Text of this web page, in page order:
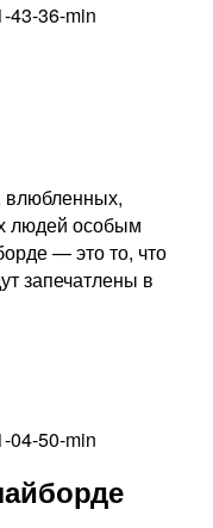
влюбленных,
людей особым
— это то, что
запечатлены в